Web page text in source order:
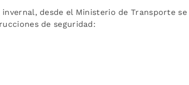
desde el Ministerio de Transporte se
de seguridad: